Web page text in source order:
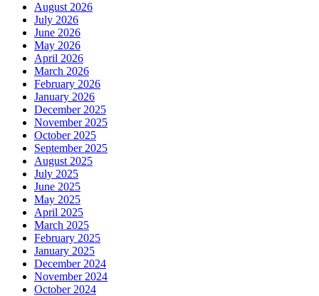
August 2026
July 2026
June 2026
May 2026
April 2026
March 2026
February 2026
January 2026
December 2025
November 2025
October 2025
September 2025
August 2025
July 2025
June 2025
May 2025
April 2025
March 2025
February 2025
January 2025
December 2024
November 2024
October 2024